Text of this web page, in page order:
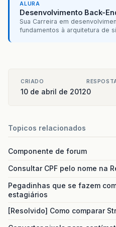
ALURA
Desenvolvimento Back-
Sua Carreira em
fundamentos à arquitetura de
CRIADO
10 de abril de 20120
Topicos relacionados
Componente de forum
Consultar CPF pelo nome na
Pegadinhas que se fazem
estagiários
[Resolvido] Como comparar